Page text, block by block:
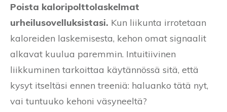
Poista kaloripolttolaskelmat
urheilusovelluksistasi. Kun liikunta irrotetaan
kaloreiden laskemisesta, kehon omat signaalit
alkavat kuulua paremmin. Intuitiivinen
liikkuminen tarkoittaa käytännössä sitä, että
kysyt itseltäsi ennen treeniä: haluanko tätä nyt,
vai tuntuuko kehoni väsyneeltä?